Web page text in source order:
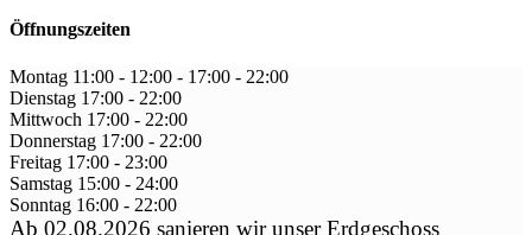
Öffnungszeiten
Montag 11:00 - 12:00 - 17:00 - 22:00
Dienstag 17:00 - 22:00
Mittwoch 17:00 - 22:00
Donnerstag 17:00 - 22:00
Freitag 17:00 - 23:00
Samstag 15:00 - 24:00
Sonntag 16:00 - 22:00
Ab 02.08.2026 sanieren wir unser Erdgeschoss